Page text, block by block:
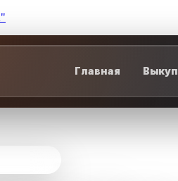
Главная